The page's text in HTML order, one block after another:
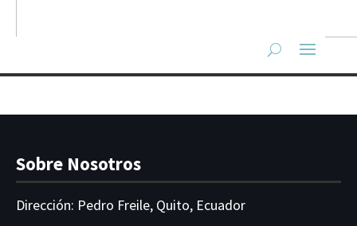
Sobre Nosotros
Dirección: Pedro Freile, Quito, Ecuador